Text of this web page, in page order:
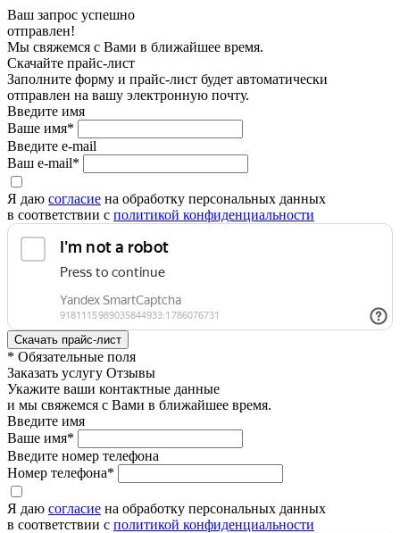
Ваш запрос успешно
отправлен!
Мы свяжемся с Вами в ближайшее время.
Скачайте прайс-лист
Заполните форму и прайс-лист будет автоматически
отправлен на вашу электронную почту.
Введите имя
Ваше имя*
Введите e-mail
Ваш e-mail*
Я даю согласие на обработку персональных данных
в соответствии с политикой конфиденциальности
* Обязательные поля
Заказать услугу Отзывы
Укажите ваши контактные данные
и мы свяжемся с Вами в ближайшее время.
Введите имя
Ваше имя*
Введите номер телефона
Номер телефона*
Я даю согласие на обработку персональных данных
в соответствии с политикой конфиденциальности